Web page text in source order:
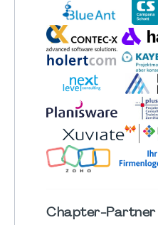
Chapter-Partner